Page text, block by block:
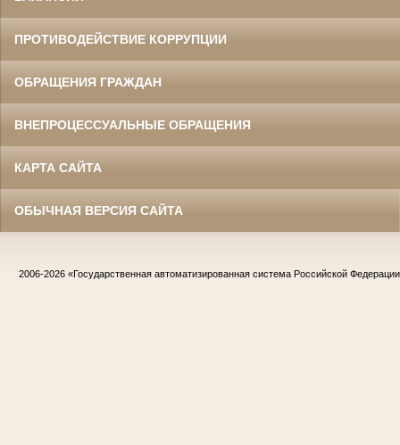
ПРОТИВОДЕЙСТВИЕ КОРРУПЦИИ
ОБРАЩЕНИЯ ГРАЖДАН
ВНЕПРОЦЕССУАЛЬНЫЕ ОБРАЩЕНИЯ
КАРТА САЙТА
ОБЫЧНАЯ ВЕРСИЯ САЙТА
2006-2026 «Государственная автоматизированная система Российской